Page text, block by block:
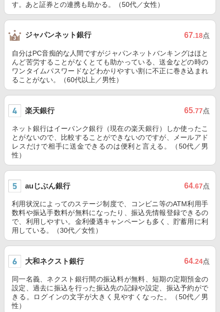
す。あと証券との連携も助かる。（50代／女性）
ジャパンネット銀行 67.18点
自分はPC音痴的な人間ですがジャパンネットバンキングはほと
んど苦労することがなくとても助かっている、送金などの時の
ワンタイムパスワードなどわかりやすい割に不正に巻き込まれ
ることがない。（60代以上／男性）
楽天銀行 65.77点
ネット銀行はイーバンク銀行（現在の楽天銀行）しか使ったこ
とがないので、比較することができないのですが、メールアド
レスだけで相手に送金できるのは便利と言える。（50代／男
性）
auじぶん銀行 64.67点
利用状況によってのステージ制度で、コンビニ等のATM利用手
数料や振込手数料が無料になったり、振込先情報登録できるの
で、利用しやすい。金利優遇キャンペーンも多く、貯蓄用に利
用している。（30代／女性）
大和ネクスト銀行 64.24点
同一名義、ネクスト銀行間の振込料が無料、短期の定期預金の
設定、過去に振込を行った振込先の記録や設定、振込予約がで
きる。ログインの文字が大きく見やすくなった。（50代／男
性）